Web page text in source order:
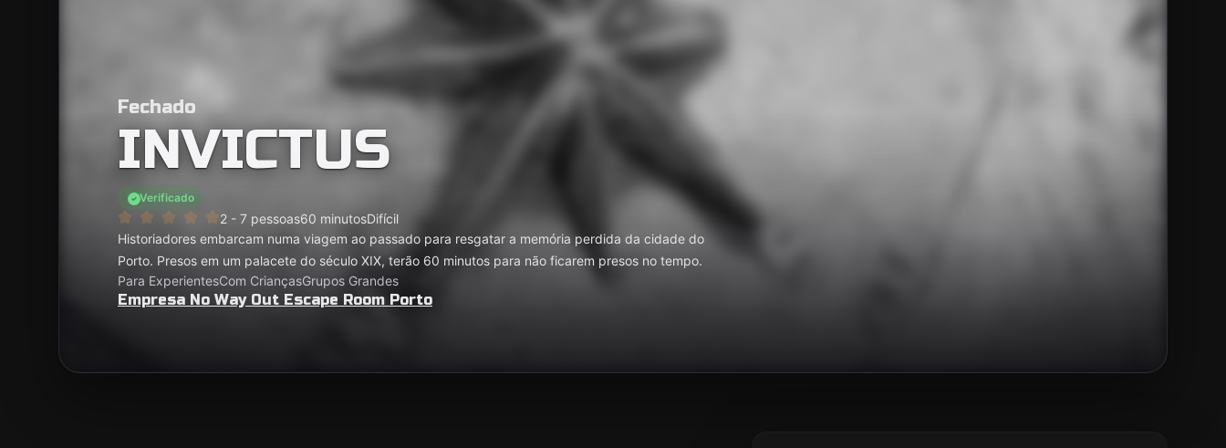
Fechado
INVICTUS
Verificado
2 - 7 pessoas60 minutosDifícil
Historiadores embarcam numa viagem ao passado para resgatar a memória perdida da cidade do
Porto. Presos em um palacete do século XIX, terão 60 minutos para não ficarem presos no tempo.
Para ExperientesCom CriançasGrupos Grandes
Empresa No Way Out Escape Room Porto